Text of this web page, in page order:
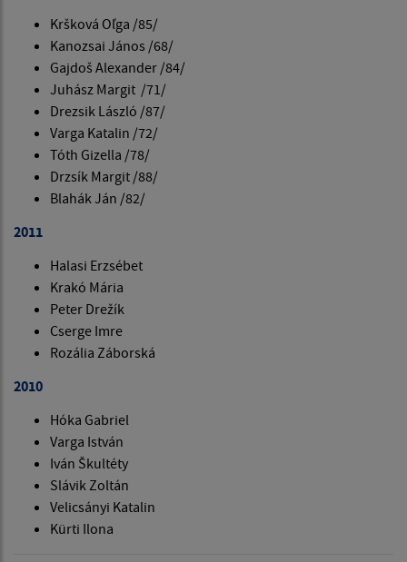
Kršková Oľga /85/
Kanozsai János /68/
Gajdoš Alexander /84/
Juhász Margit /71/
Drezsik László /87/
Varga Katalin /72/
Tóth Gizella /78/
Drzsík Margit /88/
Blahák Ján /82/
2011
Halasi Erzsébet
Krakó Mária
Peter Drežík
Cserge Imre
Rozália Záborská
2010
Hóka Gabriel
Varga István
Iván Škultéty
Slávik Zoltán
Velicsányi Katalin
Kürti Ilona